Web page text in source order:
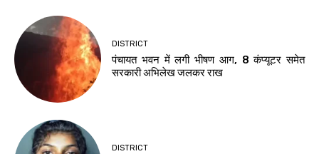
DISTRICT
पंचायत भवन में लगी भीषण आग, 8 कंप्यूटर समेत
सरकारी अभिलेख जलकर राख
DISTRICT